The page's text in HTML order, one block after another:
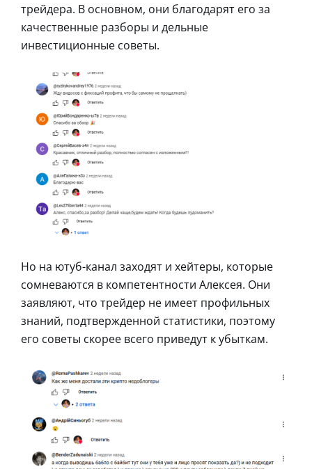
трейдера. В основном, они благодарят его за
качественные разборы и дельные
инвестиционные советы.
Но на ютуб-канал заходят и хейтеры, которые
сомневаются в компетентности Алексея. Они
заявляют, что трейдер не имеет профильных
знаний, подтвержденной статистики, поэтому
его советы скорее всего приведут к убыткам.